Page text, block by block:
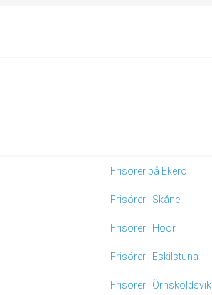
Frisörer på Ekerö
Frisörer i Skåne
Frisörer i Höör
Frisörer i Eskilstuna
Frisörer i Örnsköldsvik